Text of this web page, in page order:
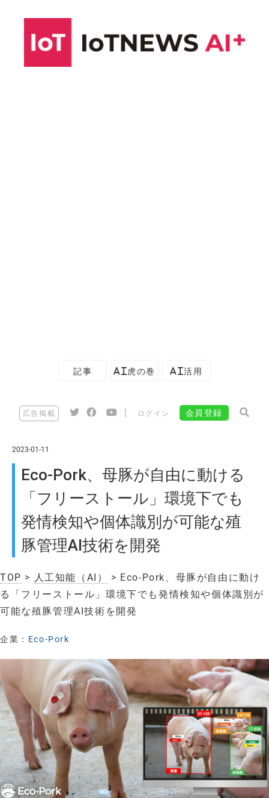
記事 AI虎の巻 AI活用
広告掲載 ログイン 会員登録
2023-01-11
Eco-Pork、母豚が自由に動ける
「フリーストール」環境下でも
発情検知や個体識別が可能な殖
豚管理AI技術を開発
TOP > 人工知能（AI）
> Eco-Pork、母豚が自由に動け
る「フリーストール」環境下でも発情検知や個体識別が
可能な殖豚管理AI技術を開発
企業： Eco-Pork